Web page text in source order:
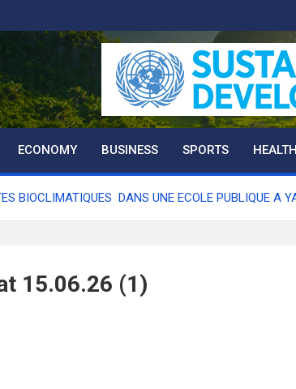
ECONOMY BUSINESS SPORTS HEALTH
BIOCLIMATIQUES DANS UNE ECOLE PUBLIQUE A
15.06.26 (1)